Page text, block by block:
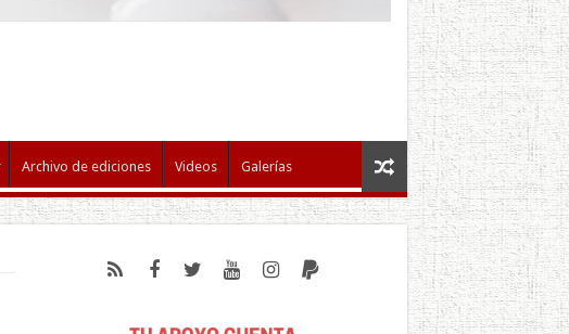
Archivo de ediciones Videos Galerías